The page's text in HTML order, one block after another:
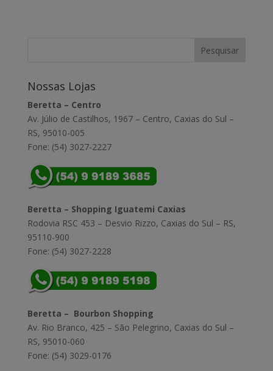
Nossas Lojas
Beretta – Centro
Av. Júlio de Castilhos, 1967 – Centro, Caxias do Sul –
RS, 95010-005
Fone: (54) 3027-2227
Beretta – Shopping Iguatemi Caxias
Rodovia RSC 453 – Desvio Rizzo, Caxias do Sul – RS,
95110-900
Fone: (54) 3027-2228
Beretta – Bourbon Shopping
Av. Rio Branco, 425 – São Pelegrino, Caxias do Sul –
RS, 95010-060
Fone: (54) 3029-0176